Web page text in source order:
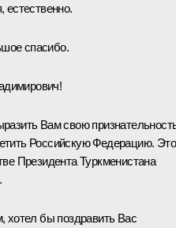
естественно.
спасибо.
Вам свою
Российскую Федерацию. Это
Президента Туркменистана
хотел бы поздравить Вас